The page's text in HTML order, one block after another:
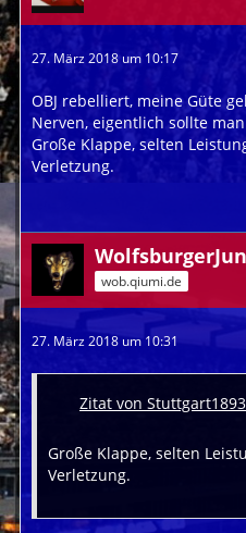
27. März 2018 um 10:17
OBJ rebelliert, meine Güte
Nerven, eigentlich sollte
Große Klappe, selten
Verletzung.
wob.qiumi.de
27. März 2018 um 10:31
Zitat von Stuttgart1893
Große Klappe, selten
Verletzung.